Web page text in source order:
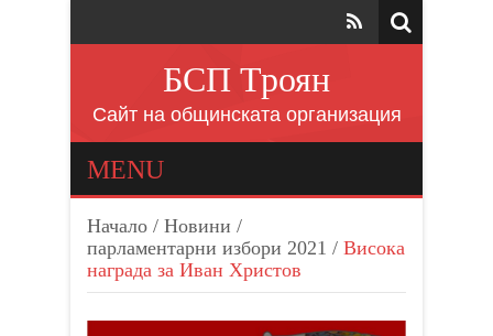
БСП Троян
Сайт на общинската организация
MENU
Начало / Новини /
парламентарни избори 2021 / Висока
награда за Иван Христов